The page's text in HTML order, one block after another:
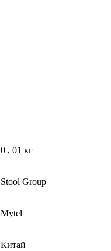
0 , 01 кг
Stool Group
Mytel
Китай